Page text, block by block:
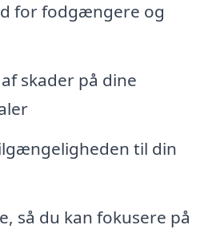
for fodgængere og
skader på dine
til din
så du kan fokusere på